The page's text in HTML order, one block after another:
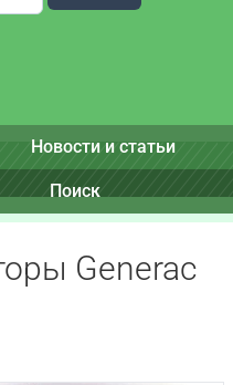
Новости и статьи
Поиск
Generac